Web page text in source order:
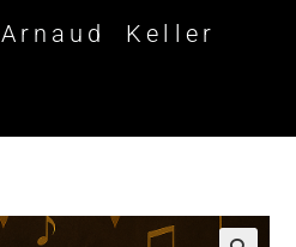
Arnaud Keller